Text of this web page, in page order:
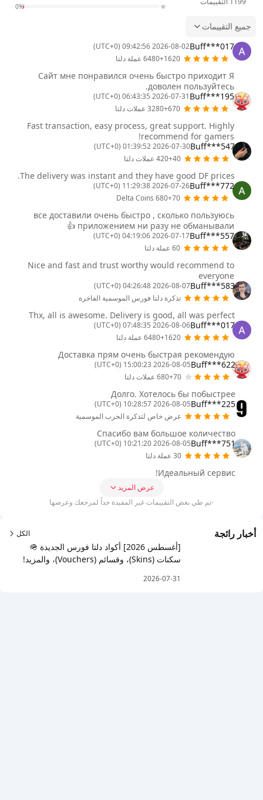
0%
جميع التقييمات
Buff***017
2026-08-02 09:42:56 (UTC+0)
6480+1620 عملة دلتا
Сайт мне понравился очень быстро приходит Я
доволен пользуйтесь.
Buff***195
2026-07-31 06:43:35 (UTC+0)
3280+670 عملات دلتا
Fast transaction, easy process, great support. Highly
recommend for gamers!
Buff***547
2026-07-30 01:39:52 (UTC+0)
420+40 عملات دلتا
The delivery was instant and they have good DF prices.
Buff***772
2026-07-26 11:29:38 (UTC+0)
680+70 Delta Coins
все доставили очень быстро , сколько пользуюсь
приложением ни разу не обманывали 👍
Buff***557
2026-07-17 04:19:06 (UTC+0)
60 عملة دلتا
Nice and fast and trust worthy would recommend to
everyone
Buff***583
2026-08-07 04:26:48 (UTC+0)
تذكرة دلتا فورس الموسمية الفاخرة
Thx, all is awesome. Delivery is good, all was perfect
Buff***017
2026-08-06 07:48:35 (UTC+0)
6480+1620 عملة دلتا
Доставка прям очень быстрая рекомендую
Buff***622
2026-08-05 15:00:23 (UTC+0)
680+70 عملات دلتا
Долго. Хотелось бы побыстрее
Buff***225
2026-08-05 10:28:57 (UTC+0)
عرض خاص لتذكرة الحرب الموسمية
Спасибо вам большое количество
Buff***751
2026-08-05 10:21:20 (UTC+0)
30 عملة دلتا
Идеальный сервис!
عرض المزيد
-تم طي بعض التقييمات غير المفيدة جداً لمرجعك وعرضها
أخبار رائجة الكل
[أغسطس 2026] أكواد دلتا فورس الجديدة 🪖
سكنات (Skins)، وقسائم (Vouchers)، والمزيد!
2026-07-31